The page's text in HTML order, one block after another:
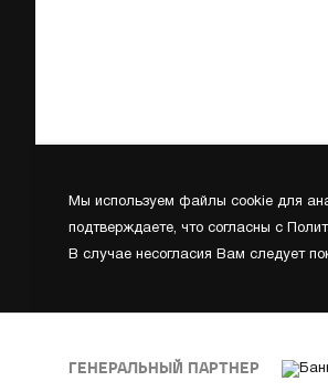
Мы используем файлы cookie для
подтверждаете, что согласны с
В случае несогласия Вам следует
ГЕНЕРАЛЬНЫЙ ПАРТНЕР